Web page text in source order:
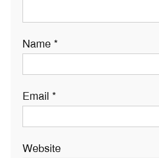
Name *
Email *
Website